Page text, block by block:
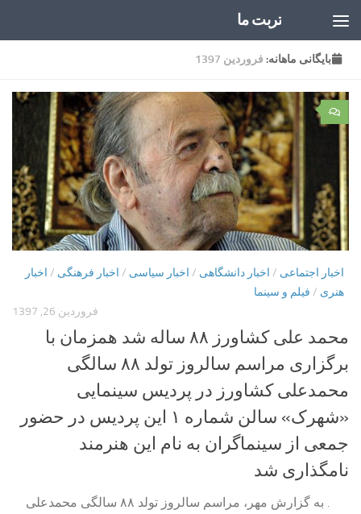
تربت ما
بایگانی‌ ماهانه: فروردین 1397
۰
اخبار اجتماعی / اخبار دانشگاهی / اخبار سیاسی / اخبار فرهنگی / اخبار
هنری / فیلم و سینما
فروردین 26, 1397
محمد علی کشاورز‌ ۸۸ ساله شد همزمان با
برگزاری مراسم سالروز تولد ۸۸ سالگی
محمدعلی کشاورز در پردیس سینمایی
«شهرک» سالن شماره ۱ این پردیس در حضور
جمعی از سینماگران به نام این هنرمند
نامگذاری شد
. به گزارش مهر، مراسم سالروز تولد ۸۸ سالگی محمدعلی